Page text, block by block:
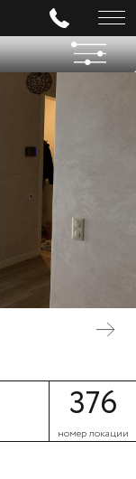
376
номер локации